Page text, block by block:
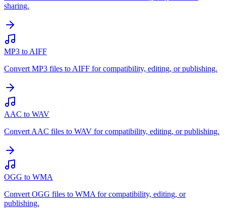
sharing.
MP3 to AIFF
Convert MP3 files to AIFF for compatibility, editing, or publishing.
AAC to WAV
Convert AAC files to WAV for compatibility, editing, or publishing.
OGG to WMA
Convert OGG files to WMA for compatibility, editing, or
publishing.